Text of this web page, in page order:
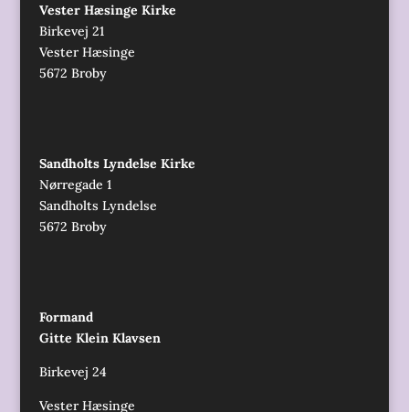
Vester Hæsinge Kirke
Birkevej 21
Vester Hæsinge
5672 Broby
Sandholts Lyndelse Kirke
Nørregade 1
Sandholts Lyndelse
5672 Broby
Formand
Gitte Klein Klavsen
Birkevej 24
Vester Hæsinge